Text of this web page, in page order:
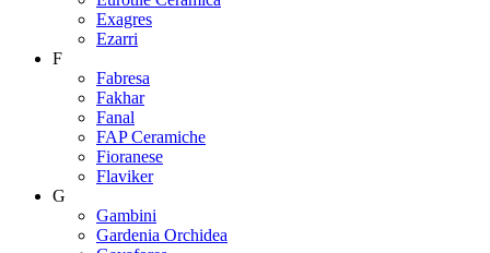
Exagres
Ezarri
F
Fabresa
Fakhar
Fanal
FAP Ceramiche
Fioranese
Flaviker
G
Gambini
Gardenia Orchidea